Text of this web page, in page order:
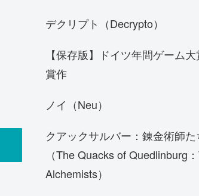
デクリプト（Decrypto）
【保存版】ドイツ年間ゲーム
賞作
ノイ（Neu）
クアックサルバー：錬金術師た
（The Quacks of Quedlinburg
Alchemists）